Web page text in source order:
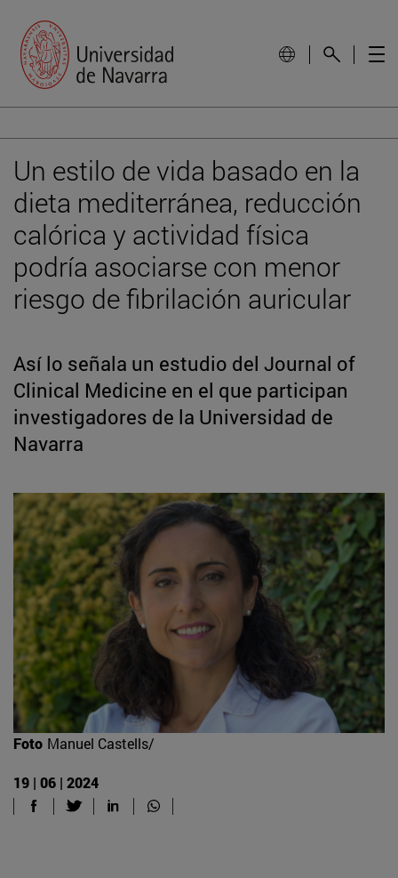
Un estilo de vida basado en la
dieta mediterránea, reducción
calórica y actividad física
podría asociarse con menor
riesgo de fibrilación auricular
Así lo señala un estudio del Journal of
Clinical Medicine en el que participan
investigadores de la Universidad de
Navarra
Foto Manuel Castells/
19 | 06 | 2024